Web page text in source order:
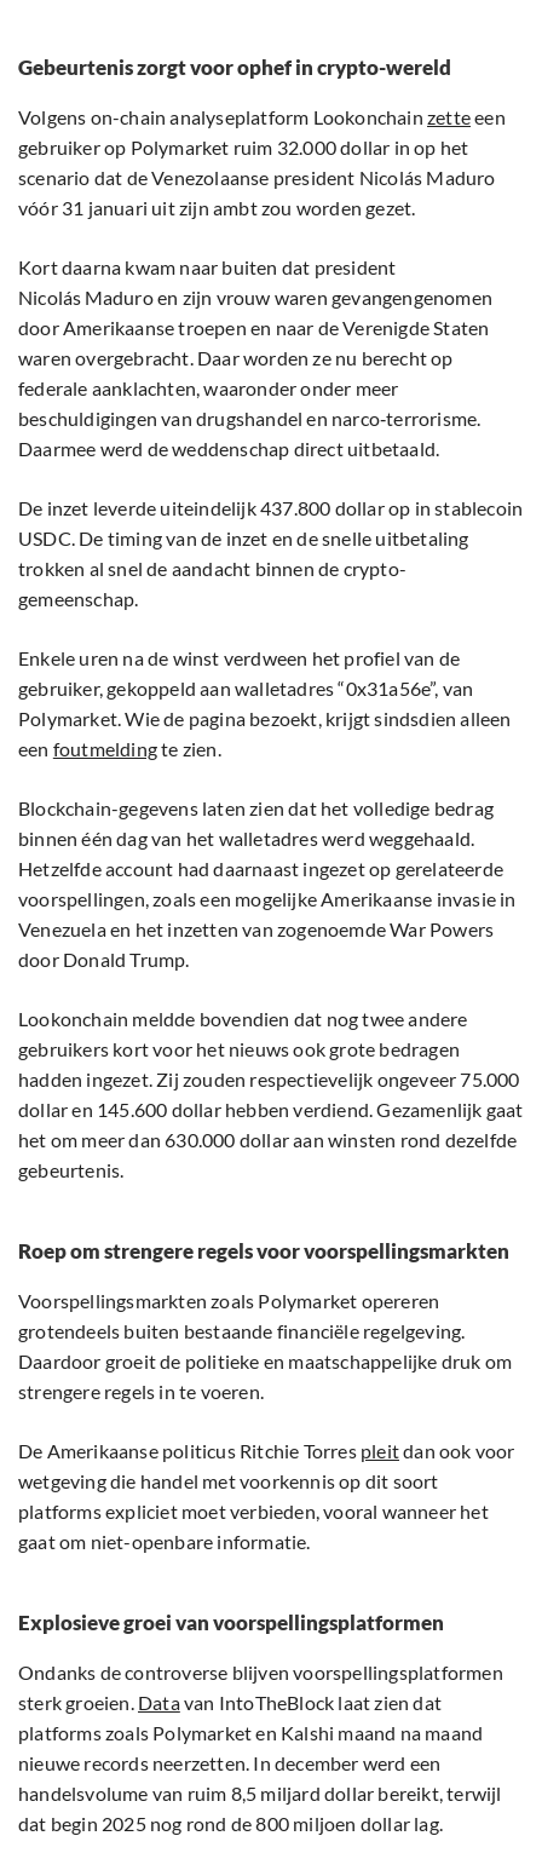
Gebeurtenis zorgt voor ophef in crypto-wereld
Volgens on-chain analyseplatform Lookonchainzetteeen
gebruiker op Polymarket ruim 32.000 dollar in op het
scenario dat de Venezolaanse president Nicolás Maduro
vóór 31 januari uit zijn ambt zou worden gezet.
Kort daarna kwam naar buiten dat president
Nicolás Maduro en zijn vrouw waren gevangengenomen
door Amerikaanse troepen en naar de Verenigde Staten
waren overgebracht. Daar worden ze nu berecht op
federale aanklachten, waaronder onder meer
beschuldigingen van drugshandel en narco‑terrorisme.
Daarmee werd de weddenschap direct uitbetaald.
De inzet leverde uiteindelijk 437.800 dollar op in stablecoin
USDC. De timing van de inzet en de snelle uitbetaling
trokken al snel de aandacht binnen de crypto-
gemeenschap.
Enkele uren na de winst verdween het profiel van de
gebruiker, gekoppeld aan walletadres “0x31a56e”, van
Polymarket. Wie de pagina bezoekt, krijgt sindsdien alleen
een foutmeldingte zien.
Blockchain-gegevens laten zien dat het volledige bedrag
binnen één dag van het walletadres werd weggehaald.
Hetzelfde account had daarnaast ingezet op gerelateerde
voorspellingen, zoals een mogelijke Amerikaanse invasie in
Venezuela en het inzetten van zogenoemde War Powers
door Donald Trump.
Lookonchain meldde bovendien dat nog twee andere
gebruikers kort voor het nieuws ook grote bedragen
hadden ingezet. Zij zouden respectievelijk ongeveer 75.000
dollar en 145.600 dollar hebben verdiend. Gezamenlijk gaat
het om meer dan 630.000 dollar aan winsten rond dezelfde
gebeurtenis.
Roep om strengere regels voor voorspellingsmarkten
Voorspellingsmarkten zoals Polymarket opereren
grotendeels buiten bestaande financiële regelgeving.
Daardoor groeit de politieke en maatschappelijke druk om
strengere regels in te voeren.
De Amerikaanse politicus Ritchie Torres pleitdan ook voor
wetgeving die handel met voorkennis op dit soort
platforms expliciet moet verbieden, vooral wanneer het
gaat om niet-openbare informatie.
Explosieve groei van voorspellingsplatformen
Ondanks de controverse blijven voorspellingsplatformen
sterk groeien. Datavan IntoTheBlock laat zien dat
platforms zoals Polymarket en Kalshi maand na maand
nieuwe records neerzetten. In december werd een
handelsvolume van ruim 8,5 miljard dollar bereikt, terwijl
dat begin 2025 nog rond de 800 miljoen dollar lag.